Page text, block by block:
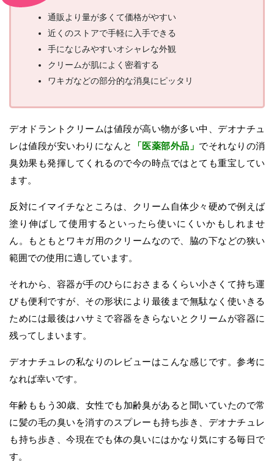
通販より量が多くて価格がやすい
近くのストアで手軽に入手できる
手になじみやすいオシャレな外観
クリームが肌によく密着する
ワキガなどの部分的な消臭にピッタリ
デオドラントクリームは値段が高い物が多い中、デオナチュ
レは値段が安いわりになんと
「医薬部外品」 でそれなりの消
臭効果も発揮してくれるので今の時点ではとても重宝してい
ます。
反対にイマイチなところは、クリーム自体少々硬めで例えば
塗り伸ばして使用するといったら使いにくいかもしれませ
ん。もともとワキガ用のクリームなので、脇の下などの狭い
範囲での使用に適しています。
それから、容器が手のひらにおさまるくらい小さくて持ち運
びも便利ですが、その形状により最後まで無駄なく使いきる
ためには最後はハサミで容器をきらないとクリームが容器に
残ってしまいます。
デオナチュレの私なりのレビューはこんな感じです。参考に
なれば幸いです。
年齢ももう30歳、女性でも加齢臭があると聞いていたので常
に髪の毛の臭いを消すのスプレーも持ち歩き、デオナチュレ
も持ち歩き、今現在でも体の臭いにはかなり気にする毎日で
す。